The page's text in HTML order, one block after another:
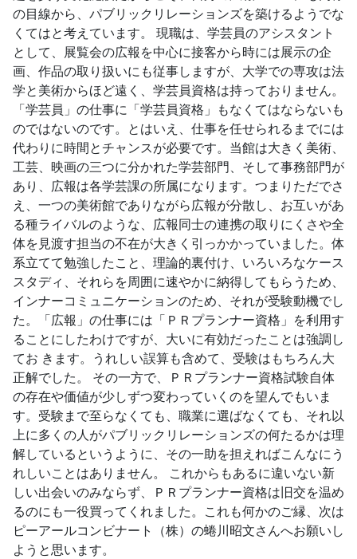
の目線から、パブリックリレーションズを築けるようでな
くてはと考えています。 現職は、学芸員のアシスタント
として、展覧会の広報を中心に接客から時には展示の企
画、作品の取り扱いにも従事しますが、大学での専攻は法
学と美術からほど遠く、学芸員資格は持っておりません。
「学芸員」の仕事に「学芸員資格」もなくてはならないも
のではないのです。とはいえ、仕事を任せられるまでには
代わりに時間とチャンスが必要です。当館は大きく美術、
工芸、映画の三つに分かれた学芸部門、そして事務部門が
あり、広報は各学芸課の所属になります。つまりただでさ
え、一つの美術館でありながら広報が分散し、お互いがあ
る種ライバルのような、広報同士の連携の取りにくさや全
体を見渡す担当の不在が大きく引っかかっていました。体
系立てて勉強したこと、理論的裏付け、いろいろなケース
スタディ、それらを周囲に速やかに納得してもらうため、
インナーコミュニケーションのため、それが受験動機でし
た。「広報」の仕事には「ＰＲプランナー資格」を利用す
ることにしたわけですが、大いに有効だったことは強調し
てお きます。うれしい誤算も含めて、受験はもちろん大
正解でした。 その一方で、ＰＲプランナー資格試験自体
の存在や価値が少しずつ変わっていくのを望んでもいま
す。受験まで至らなくても、職業に選ばなくても、それ以
上に多くの人がパブリックリレーションズの何たるかは理
解しているというように、その一助を担えればこんなにう
れしいことはありません。 これからもあるに違いない新
しい出会いのみならず、ＰＲプランナー資格は旧交を温め
るのにも一役買ってくれました。これも何かのご縁、次は
ピーアールコンビナート（株）の蜷川昭文さんへお願いし
ようと思います。